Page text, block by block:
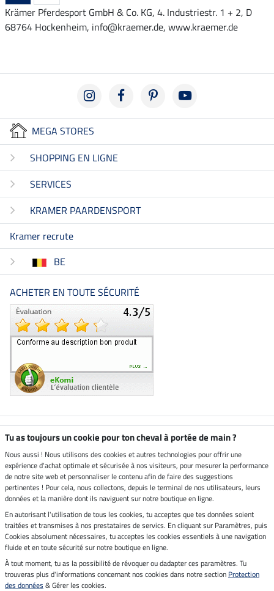
Krämer Pferdesport GmbH & Co. KG, 4. Industriestr. 1 + 2, D
68764 Hockenheim, info@kraemer.de, www.kraemer.de
MEGA STORES
SHOPPING EN LIGNE
SERVICES
KRAMER PAARDENSPORT
Kramer recrute
BE
ACHETER EN TOUTE SÉCURITÉ
Boutique climatiquement
neutre
Livraison par
Paiement sécurisé
Mentions légales
Tu as toujours un cookie pour ton cheval à portée de main ?
Nous aussi ! Nous utilisons des cookies et autres technologies pour offrir une
expérience d'achat optimale et sécurisée à nos visiteurs, pour mesurer la performance
de notre site web et personnaliser le contenu afin de faire des suggestions
pertinentes ! Pour cela, nous collectons, depuis le terminal de nos utilisateurs, leurs
données et la manière dont ils naviguent sur notre boutique en ligne.
En autorisant l'utilisation de tous les cookies, tu acceptes que tes données soient
traitées et transmises à nos prestataires de servics. En cliquant sur Paramètres, puis
Cookies absolument nécessaires, tu acceptes les cookies essentiels à une navigation
fluide et en toute sécurité sur notre boutique en ligne.
À tout moment, tu as la possibilité de révoquer ou dadapter ces paramètres. Tu
trouveras plus d'informations concernant nos cookies dans notre section Protection
des données & Gérer les cookies.